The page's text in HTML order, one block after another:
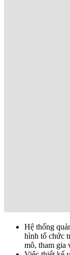
Hệ thống
hình tổ chức
mô, tham gia